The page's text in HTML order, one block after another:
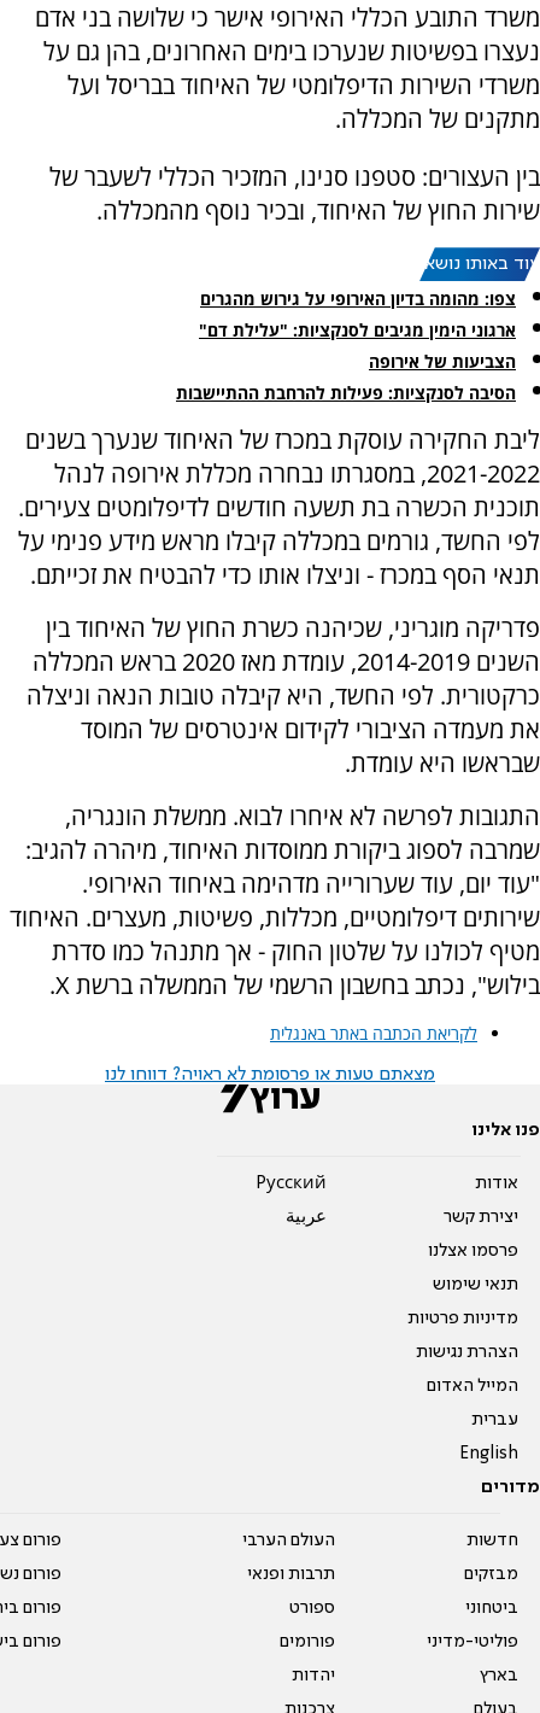
משרד התובע הכללי האירופי אישר כי שלושה בני אדם
נעצרו בפשיטות שנערכו בימים האחרונים, בהן גם על
משרדי השירות הדיפלומטי של האיחוד בבריסל ועל
מתקנים של המכללה.
בין העצורים: סטפנו סנינו, המזכיר הכללי לשעבר של
שירות החוץ של האיחוד, ובכיר נוסף מהמכללה.
עוד באותו נושא:
צפו: מהומה בדיון האירופי על גירוש מהגרים
ארגוני הימין מגיבים לסנקציות: "עלילת דם"
הצביעות של אירופה
הסיבה לסנקציות: פעילות להרחבת ההתיישבות
ליבת החקירה עוסקת במכרז של האיחוד שנערך בשנים
2021-2022, במסגרתו נבחרה מכללת אירופה לנהל
תוכנית הכשרה בת תשעה חודשים לדיפלומטים צעירים.
לפי החשד, גורמים במכללה קיבלו מראש מידע פנימי על
תנאי הסף במכרז - וניצלו אותו כדי להבטיח את זכייתם.
פדריקה מוגריני, שכיהנה כשרת החוץ של האיחוד בין
השנים 2014-2019, עומדת מאז 2020 בראש המכללה
כרקטורית. לפי החשד, היא קיבלה טובות הנאה וניצלה
את מעמדה הציבורי לקידום אינטרסים של המוסד
שבראשו היא עומדת.
התגובות לפרשה לא איחרו לבוא. ממשלת הונגריה,
שמרבה לספוג ביקורת ממוסדות האיחוד, מיהרה להגיב:
"עוד יום, עוד שערורייה מדהימה באיחוד האירופי.
שירותים דיפלומטיים, מכללות, פשיטות, מעצרים. האיחוד
מטיף לכולנו על שלטון החוק - אך מתנהל כמו סדרת
בילוש", נכתב בחשבון הרשמי של הממשלה ברשת X.
לקריאת הכתבה באתר באנגלית
מצאתם טעות או פרסומת לא ראויה? דווחו לנו
פנו אלינו
אודות
יצירת קשר
פרסמו אצלנו
תנאי שימוש
מדיניות פרטיות
הצהרת נגישות
המייל האדום
עברית
English
Pусский
عربية
מדורים
חדשות
מבזקים
ביטחוני
פוליטי-מדיני
בארץ
בעולם
העולם הערבי
תרבות ופנאי
ספורט
פורומים
יהדות
צרכנות
פורום
פורום
פורום
פורום